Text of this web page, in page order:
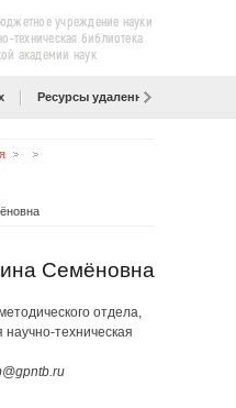
учреждение науки
техническая библиотека
академии наук
Ресурсы удаленного доступа
Семёновна
отдела,
научно-техническая